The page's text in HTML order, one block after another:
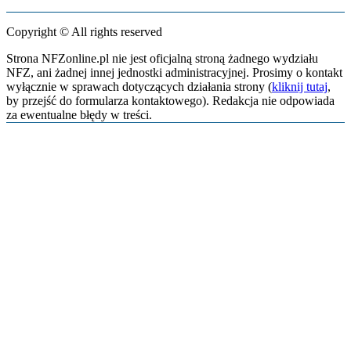
Copyright © All rights reserved
Strona NFZonline.pl nie jest oficjalną stroną żadnego wydziału
NFZ, ani żadnej innej jednostki administracyjnej. Prosimy o kontakt
wyłącznie w sprawach dotyczących działania strony (kliknij tutaj,
by przejść do formularza kontaktowego). Redakcja nie odpowiada
za ewentualne błędy w treści.